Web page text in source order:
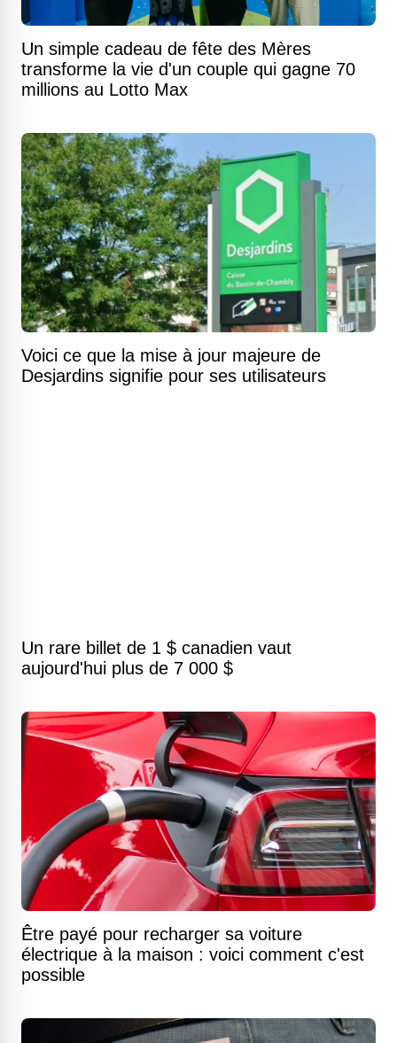
Un simple cadeau de fête des Mères
transforme la vie d'un couple qui gagne 70
millions au Lotto Max
Voici ce que la mise à jour majeure de
Desjardins signifie pour ses utilisateurs
Un rare billet de 1 $ canadien vaut
aujourd'hui plus de 7 000 $
Être payé pour recharger sa voiture
électrique à la maison : voici comment c'est
possible